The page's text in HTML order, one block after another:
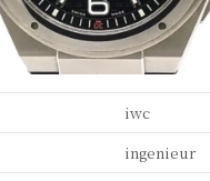
iwc
ingenieur